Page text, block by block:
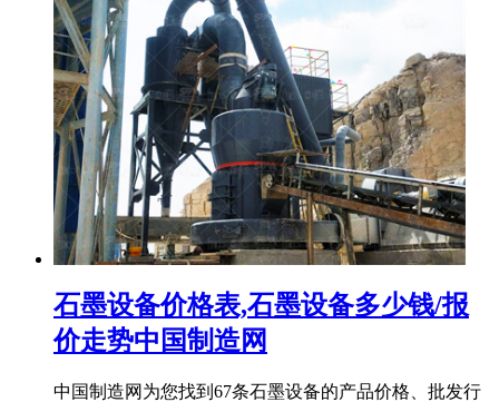
石墨设备价格表,石墨设备多少钱/报
价走势中国制造网
中国制造网为您找到67条石墨设备的产品价格、批发行